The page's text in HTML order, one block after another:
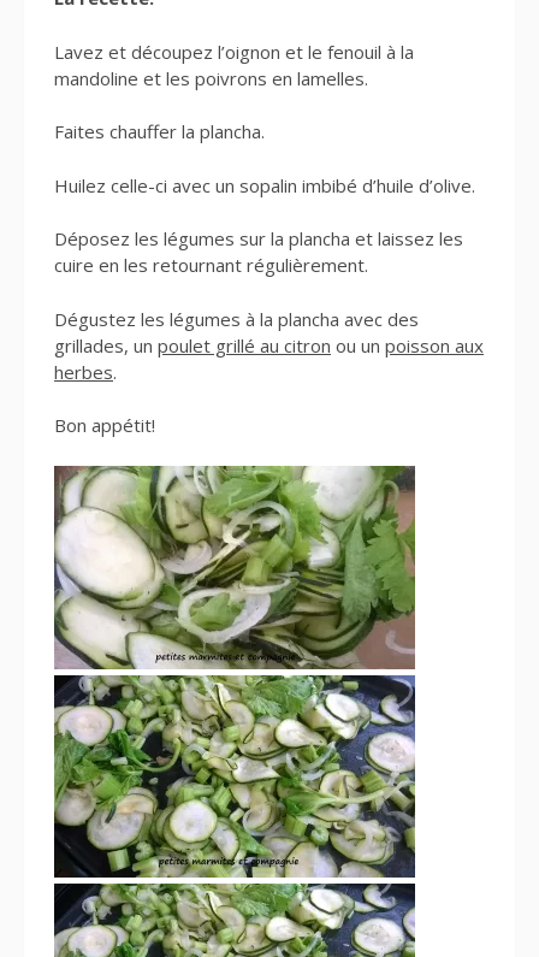
Lavez et découpez l’oignon et le fenouil à la
mandoline et les poivrons en lamelles.
Faites chauffer la plancha.
Huilez celle-ci avec un sopalin imbibé d’huile d’olive.
Déposez les légumes sur la plancha et laissez les
cuire en les retournant régulièrement.
Dégustez les légumes à la plancha avec des
grillades, un poulet grillé au citron ou un poisson aux
herbes.
Bon appétit!